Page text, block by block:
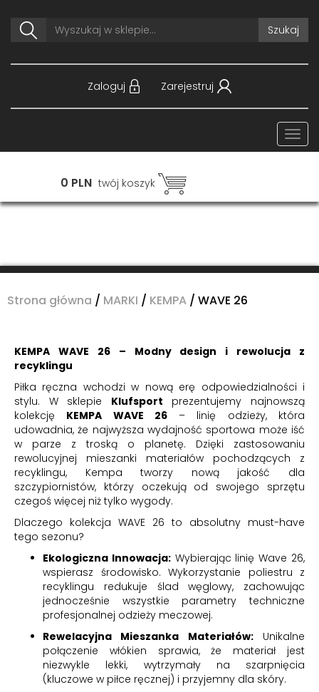
Szukaj
Zaloguj Zarejestruj
0 PLN twój koszyk
Strona główna / MARKI / KEMPA / WAVE 26
KEMPA WAVE 26 – Modny design i rewolucja z
recyklingu
Piłka ręczna wchodzi w nową erę odpowiedzialności i
stylu. W sklepie Klufsport prezentujemy najnowszą
kolekcję KEMPA WAVE 26– linię odzieży, która
udowadnia, że najwyższa wydajność sportowa może iść
w parze z troską o planetę. Dzięki zastosowaniu
rewolucyjnej mieszanki materiałów pochodzących z
recyklingu, Kempa tworzy nową jakość dla
szczypiornistów, którzy oczekują od swojego sprzętu
czegoś więcej niż tylko wygody.
Dlaczego kolekcja WAVE 26 to absolutny must-have
tego sezonu?
Ekologiczna Innowacja:Wybierając linię Wave 26,
wspierasz środowisko. Wykorzystanie poliestru z
recyklingu redukuje ślad węglowy, zachowując
jednocześnie wszystkie parametry techniczne
profesjonalnej odzieży meczowej.
Rewelacyjna Mieszanka Materiałów:Unikalne
połączenie włókien sprawia, że materiał jest
niezwykle lekki, wytrzymały na szarpnięcia
(kluczowe w piłce ręcznej) i przyjemny dla skóry.